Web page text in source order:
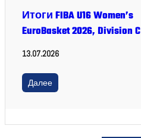
Итоги FIBA U16 Women’s
EuroBasket 2026, Division C
13.07.2026
Далее